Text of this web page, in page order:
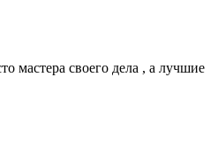
мастера своего дела , а лучшие